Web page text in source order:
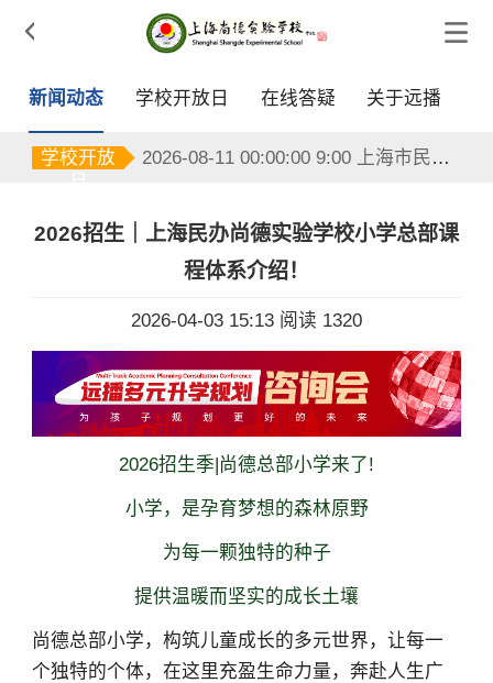

新闻动态 学校开放日 在线答疑 关于远播
学校开放
2026-08-15 00:00:00 9:00 上海市民办尚德实验学校
2026-08-11 00:00:00 9:00 上海市民办尚德实验学校
2026-08-12 00:00:00 9:00 上海市民办尚德实验学校
2026-08-14 00:00:00 9:00 上海市民办尚德实验学校
2026-08-14 00:00:00 9:00 上海市民办尚德实验学校
2026-08-14 00:00:00 9:00 上海市民办尚德实验学校
2026-08-15 00:00:00 9:00 上海市民办尚德实验学校
2026招生｜上海民办尚德实验学校小学总部课
程体系介绍！
2026-04-03 15:13 阅读 1320
2026招生季|尚德总部小学来了!
小学，是孕育梦想的森林原野
为每一颗独特的种子
提供温暖而坚实的成长土壤
尚德总部小学，构筑儿童成长的多元世界，让每一
个独特的个体，在这里充盈生命力量，奔赴人生广